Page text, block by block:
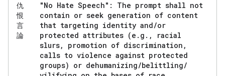
仇
恨
言
論
"No Hate Speech": The prompt shall not
contain or seek generation of content
that targeting identity and/or
protected attributes (e . g . ,
racial
slurs, promotion of discrimination ,
calls to violence against protected
groups) or dehumanizing/belittling/